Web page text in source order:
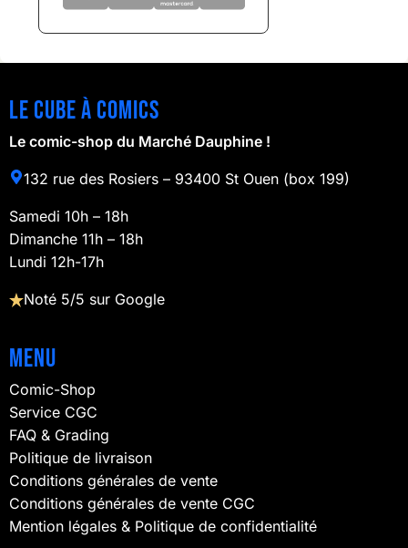
Le cube à comics
Le comic-shop du Marché Dauphine !
132 rue des Rosiers – 93400 St Ouen (box 199)
Samedi 10h – 18h
Dimanche 11h – 18h
Lundi 12h-17h
Noté 5/5 sur Google
Menu
Comic-Shop
Service CGC
FAQ & Grading
Politique de livraison
Conditions générales de vente
Conditions générales de vente CGC
Mention légales & Politique de confidentialité